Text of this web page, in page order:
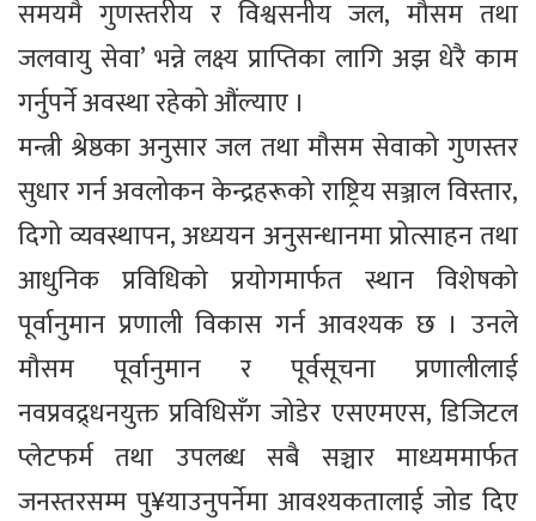
समयमै गुणस्तरीय र विश्वसनीय जल, मौसम तथा
जलवायु सेवा’ भन्ने लक्ष्य प्राप्तिका लागि अझ धेरै काम
गर्नुपर्ने अवस्था रहेको औंल्याए ।
मन्त्री श्रेष्ठका अनुसार जल तथा मौसम सेवाको गुणस्तर
सुधार गर्न अवलोकन केन्द्रहरूको राष्ट्रिय सञ्जाल विस्तार,
दिगो व्यवस्थापन, अध्ययन अनुसन्धानमा प्रोत्साहन तथा
आधुनिक प्रविधिको प्रयोगमार्फत स्थान विशेषको
पूर्वानुमान प्रणाली विकास गर्न आवश्यक छ । उनले
मौसम पूर्वानुमान र पूर्वसूचना प्रणालीलाई
नवप्रवद्र्धनयुक्त प्रविधिसँग जोडेर एसएमएस, डिजिटल
प्लेटफर्म तथा उपलब्ध सबै सञ्चार माध्यममार्फत
जनस्तरसम्म पु¥याउनुपर्नेमा आवश्यकतालाई जोड दिए